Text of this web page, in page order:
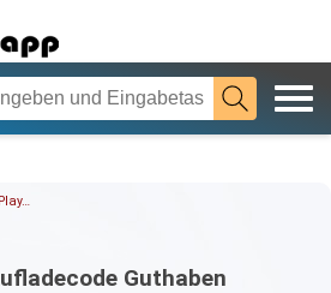
Guthaben